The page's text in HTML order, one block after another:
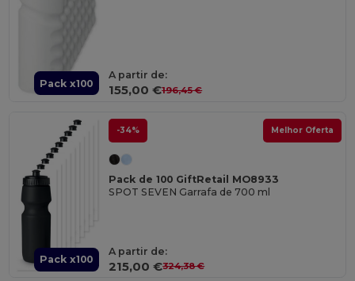
Pack x100
A partir de:
155,00 €196,45 €
Pack x100
-34% Melhor Oferta
Pack de 100 GiftRetail MO8933
SPOT SEVEN Garrafa de 700 ml
A partir de:
215,00 €324,38 €